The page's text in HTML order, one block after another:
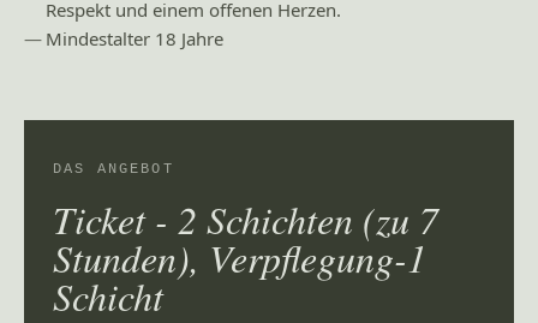
Respekt und einem offenen Herzen.
Mindestalter 18 Jahre
DAS ANGEBOT
Ticket - 2 Schichten (zu 7
Stunden), Verpflegung-1
Schicht